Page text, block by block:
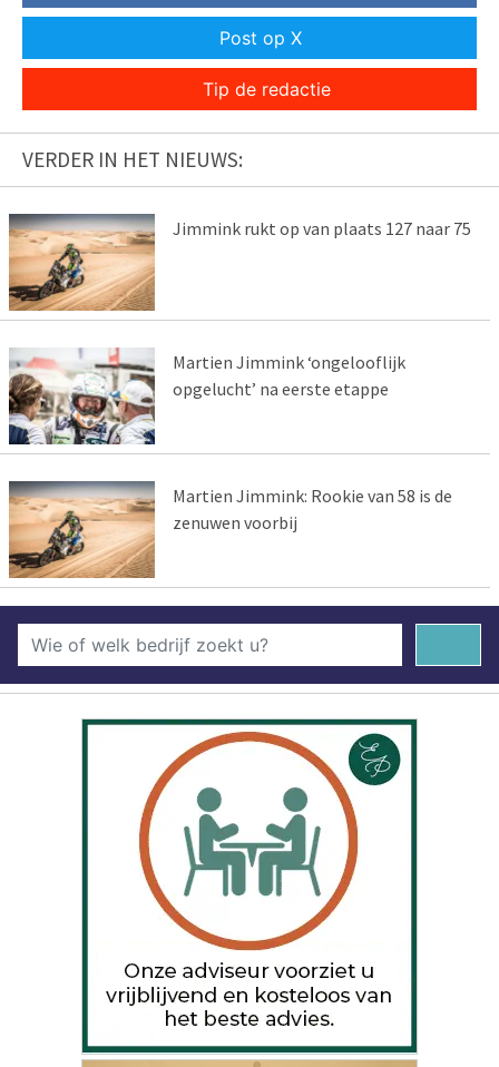
Post op X
Tip de redactie
VERDER IN HET NIEUWS:
Jimmink rukt op van plaats 127 naar 75
Martien Jimmink ‘ongelooflijk
opgelucht’ na eerste etappe
Martien Jimmink: Rookie van 58 is de
zenuwen voorbij